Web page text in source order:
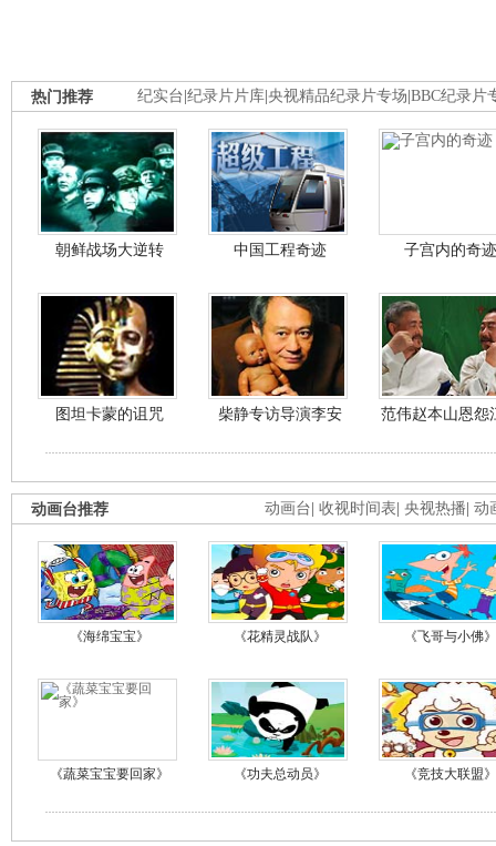
纪实台 纪录片片库 央视精品纪录片专场 BBC纪录片
热门推荐
朝鲜战场大逆转 中国工程奇迹 子宫内的奇迹
图坦卡蒙的诅咒 柴静专访导演李安 范伟赵本山恩怨
动画台 收视时间表 央视热播 动
动画台推荐
《海绵宝宝》 《花精灵战队》 《飞哥与小佛》
《蔬菜宝宝要回家》 《功夫总动员》 《竞技大联盟》